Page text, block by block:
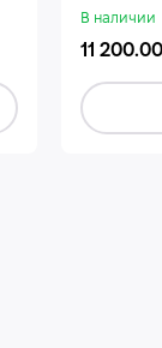
В наличии
11